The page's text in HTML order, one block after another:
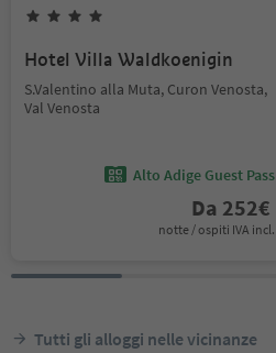
Hotel Villa Waldkoenigin
S.Valentino alla Muta, Curon Venosta,
Val Venosta
Alto Adige Guest Pass
Da 252€
notte / ospiti IVA incl.
Tutti gli alloggi nelle vicinanze